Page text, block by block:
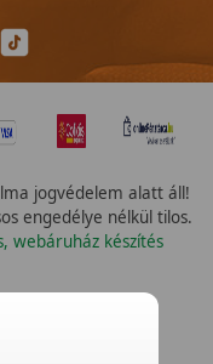
jogvédelem alatt áll!
engedélye nélkül tilos.
webáruház készítés